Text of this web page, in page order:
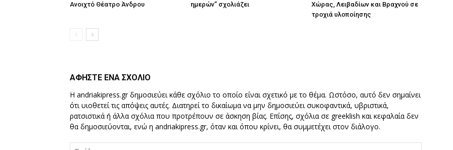
Ανοιχτό Θέατρο Άνδρου
ημερών” σχολιάζει
Χώρας, Λειβαδίων και Βραχνού σε
τροχιά υλοποίησης
ΑΦΗΣΤΕ ΕΝΑ ΣΧΟΛΙΟ
Η andriakipress.gr δημοσιεύει κάθε σχόλιο το οποίο είναι σχετικό με το θέμα. Ωστόσο, αυτό δεν σημαίνει
ότι υιοθετεί τις απόψεις αυτές. Διατηρεί το δικαίωμα να μην δημοσιεύει συκοφαντικά, υβριστικά,
ρατσιστικά ή άλλα σχόλια που προτρέπουν σε άσκηση βίας. Επίσης, σχόλια σε greeklish και κεφαλαία δεν
θα δημοσιεύονται, ενώ η andriakipress.gr, όταν και όπου κρίνει, θα συμμετέχει στον διάλογο.